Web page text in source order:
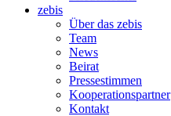
zebis
Über das zebis
Team
News
Beirat
Pressestimmen
Kooperationspartner
Kontakt